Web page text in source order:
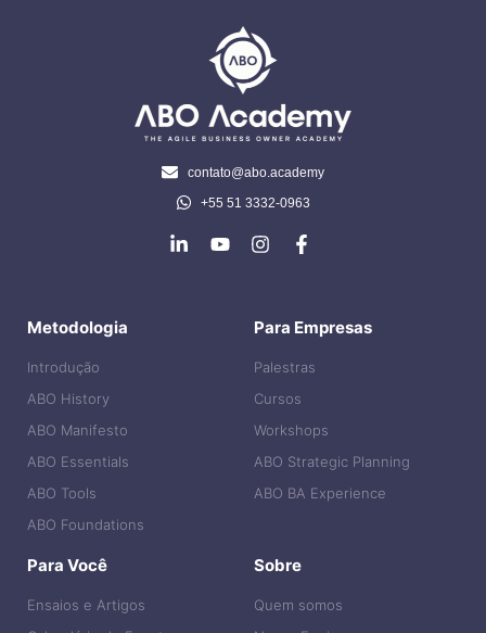
contato@abo.academy
+55 51 3332-0963
Metodologia
Introdução
ABO History
ABO Manifesto
ABO Essentials
ABO Tools
ABO Foundations
Para Empresas
Palestras
Cursos
Workshops
ABO Strategic Planning
ABO BA Experience
Para Você
Ensaios e Artigos
Sobre
Quem somos